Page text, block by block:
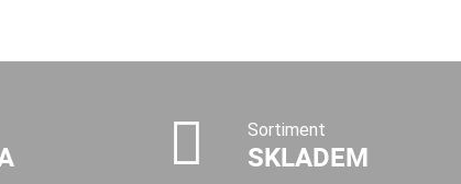
Sortiment
SKLADEM